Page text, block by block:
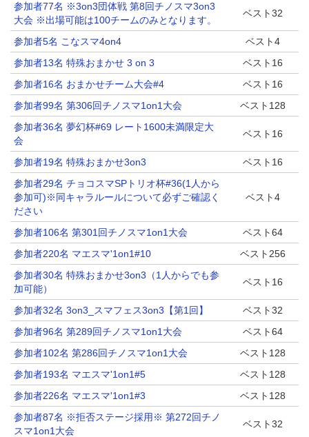
参加者77名 ※3on3団体戦 第8回チノスマ3on3
大会 ※出場可能は100チームのみとなります。
ベスト32
参加者5名 こなスマ4on4
ベスト4
参加者13名 特殊おまかせ 3 on 3
ベスト16
参加者16名 おまかせチーム大会#4
ベスト16
参加者99名 第306回チノスマ1on1大会
ベスト128
参加者36名 夢幻杯#69 レート1600未満限定大
会
ベスト16
参加者19名 特殊おまかせ3on3
ベスト16
参加者29名 チョコスマSPトリオ杯#36(1人から
参加可)※同キャラルールについて必ずご確認く
ださい
ベスト4
参加者106名 第301回チノスマ1on1大会
ベスト64
参加者220名 マエスマ'1on1#10
ベスト256
参加者30名 特殊おまかせ3on3（1人からでも参
加可能）
ベスト16
参加者32名 3on3_スマフェス3on3【第1回】
ベスト32
参加者96名 第289回チノスマ1on1大会
ベスト64
参加者102名 第286回チノスマ1on1大会
ベスト128
参加者193名 マエスマ'1on1#5
ベスト128
参加者226名 マエスマ'1on1#3
ベスト128
参加者87名 ※拒否ステージ採用※ 第272回チノ
スマ1on1大会
ベスト32